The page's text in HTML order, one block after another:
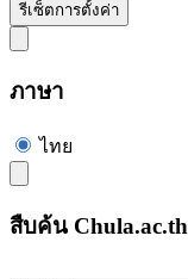
รีเซ็ตการตั้งค่า
ภาษา
ไทย
สืบค้น Chula.ac.th